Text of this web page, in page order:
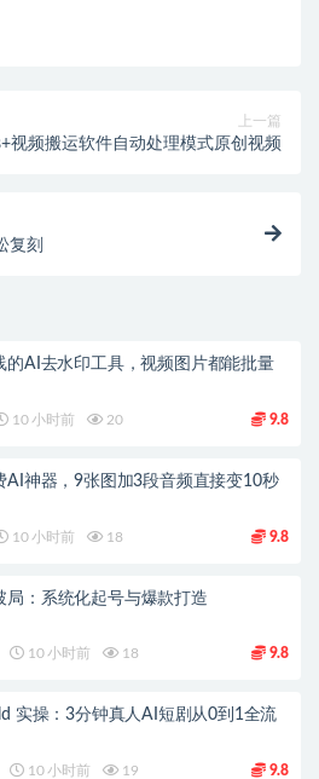
上一篇
视频搬运软件自动处理模式原创视频
复刻
的AI去水印工具，视频图片都能批量
10 小时前 20 9.8
AI神器，9张图加3段音频直接变10秒
10 小时前 18 9.8
局：系统化起号与爆款打造
10 小时前 18 9.8
实操：3分钟真人AI短剧从0到1全流
10 小时前 19 9.8